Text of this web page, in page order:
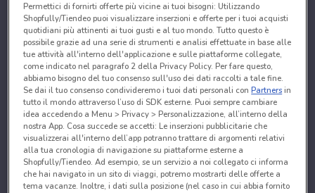
Permettici di fornirti offerte più vicine ai tuoi bisogni: Utilizzando
Shopfully/Tiendeo puoi visualizzare inserzioni e offerte per i tuoi acquisti
quotidiani più attinenti ai tuoi gusti e al tuo mondo. Tutto questo è
possibile grazie ad una serie di strumenti e analisi effettuate in base alle
tue attività all'interno dell'applicazione e sulle piattaforme collegate,
come indicato nel paragrafo 2 della Privacy Policy. Per fare questo,
abbiamo bisogno del tuo consenso sull'uso dei dati raccolti a tale fine.
Se dai il tuo consenso condivideremo i tuoi dati personali conPartnersin
tutto il mondo attraverso l’uso di SDK esterne. Puoi sempre cambiare
idea accedendo a Menu > Privacy > Personalizzazione, all’interno della
nostra App. Cosa succede se accetti: Le inserzioni pubblicitarie che
visualizzerai all'interno dell’app potranno trattare di argomenti relativi
alla tua cronologia di navigazione su piattaforme esterne a
Shopfully/Tiendeo. Ad esempio, se un servizio a noi collegato ci informa
che hai navigato in un sito di viaggi, potremo mostrarti delle offerte a
tema vacanze. Inoltre, i dati sulla posizione (nel caso in cui abbia fornito